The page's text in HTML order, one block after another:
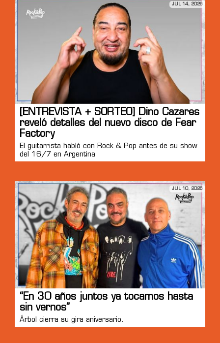
JUL 14, 2026
[ENTREVISTA + SORTEO] Dino Cazares
reveló detalles del nuevo disco de Fear
Factory
El guitarrista habló con Rock & Pop antes de su show
del 16/7 en Argentina
JUL 10, 2026
“En 30 años juntos ya tocamos hasta
sin vernos”
Árbol cierra su gira aniversario.